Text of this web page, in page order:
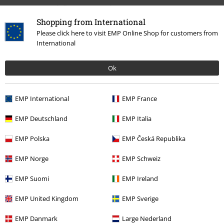
Shopping from International
Please click here to visit EMP Online Shop for customers from
International
Ok
EMP International EMP France
EMP Deutschland EMP Italia
EMP Polska EMP Česká Republika
EMP Norge EMP Schweiz
EMP Suomi EMP Ireland
EMP United Kingdom EMP Sverige
EMP Danmark Large Nederland
Meer categorieën. Meer opties.
Kleding T-shirts en tops T-shirts
Kleding & accessoires
T-shirts
Grote maten Mannen T-shirts
Band Merch Kleding
E-mailnieuwsbrief
korting!Meer info